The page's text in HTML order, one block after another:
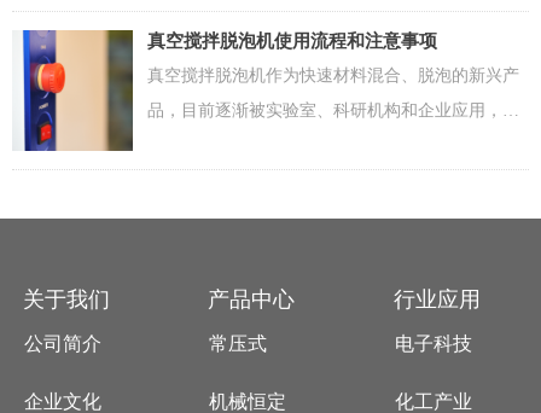
本届高交会期间，线下24个、线上29个国家和国际
组织，共109个团组前来参展，线上展会累计访问量
超过200万人次，现场参观人次达45.1万次。
真空搅拌脱泡机使用流程和注意事项
真空搅拌脱泡机作为快速材料混合、脱泡的新兴产
品，目前逐渐被实验室、科研机构和企业应用，但
现机器损坏的情况，下面就为大家讲解一下真空搅
关于我们
公司简介
企业文化
产品中心
常压式
机械恒定
电子科技
化工产业
行业应用